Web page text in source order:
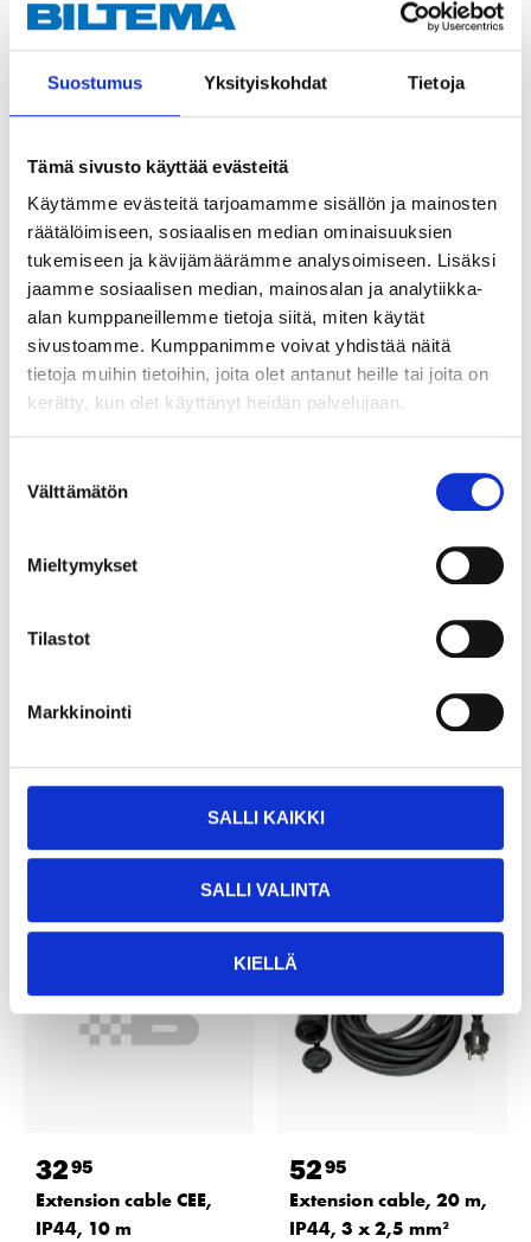
Suostumus Yksityiskohdat Tietoja
Tämä sivusto käyttää evästeitä
Käytämme evästeitä tarjoamamme sisällön ja mainosten
räätälöimiseen, sosiaalisen median ominaisuuksien
tukemiseen ja kävijämäärämme analysoimiseen. Lisäksi
jaamme sosiaalisen median, mainosalan ja analytiikka-
alan kumppaneillemme tietoja siitä, miten käytät
sivustoamme. Kumppanimme voivat yhdistää näitä
tietoja muihin tietoihin, joita olet antanut heille tai joita on
kerätty, kun olet käyttänyt heidän palvelujaan.
valinta
Välttämätön
Mieltymykset
Tilastot
Markkinointi
SALLI KAIKKI
SALLI VALINTA
KIELLÄ
3295
Extension cable, 1-
phase, CEE
Not sold online
SHOW ARTICLES
3295
Not sold online
795
25
Extension cable CEE,
3295
Extension cable CEE,
IP44, 10 m
5295
Extension cable, 20 m,
IP44, 3 x 2,5 mm²